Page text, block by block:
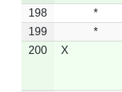
198 *
199
*
200
X